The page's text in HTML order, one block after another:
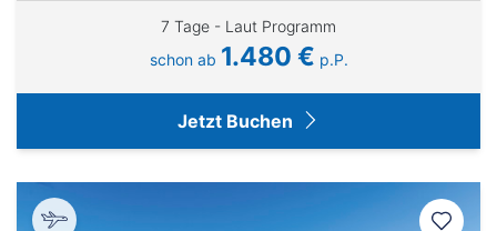
7 Tage - Laut Programm
schon ab 1.480 € p.P.
Jetzt Buchen